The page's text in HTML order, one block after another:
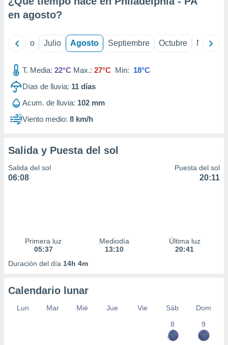
e
publicidad
publicidad
de
en agosto?
Junio Julio Agosto Septiembre Octubre
T. Media: 22°C Max.: 27°C Min: 18°C
Días de lluvia: 11 días
Acum. de lluvia: 102 mm
Viento medio: 8 km/h
Salida y Puesta del sol
Salida del sol
06:08
Puesta del sol
20:11
Primera luz
05:37
Mediodía
13:10
Última luz
20:41
Duración del día 14h 4m
Calendario lunar
Lun Mar Mié Jue Vie Sáb
Dom
8
9